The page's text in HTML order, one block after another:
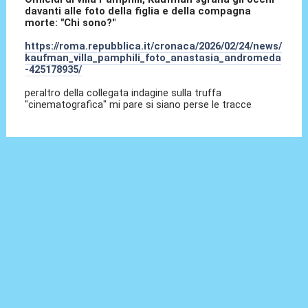
davanti alle foto della figlia e della compagna
morte: "Chi sono?"
https://roma.repubblica.it/cronaca/2026/02/24/news/
kaufman_villa_pamphili_foto_anastasia_andromeda
-425178935/
peraltro della collegata indagine sulla truffa
"cinematografica" mi pare si siano perse le tracce